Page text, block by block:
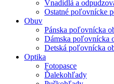
Vnadidlá a
Ostatné poľovnícke
Obuv
Pánska poľovnícka
Dámska poľovnícka
Detská poľovnícka
Optika
Fotopasce
Ďalekohľady